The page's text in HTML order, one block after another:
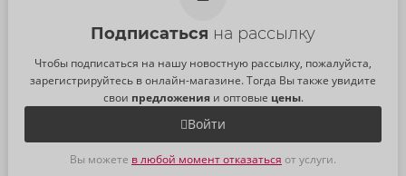
Подписаться на рассылку
Чтобы подписаться на нашу новостную рассылку, пожалуйста,
зарегистрируйтесь в онлайн-магазине. Тогда Вы также увидите
свои предложенияи оптовые цены.
Войти
Вы можете в любой момент отказаться от услуги.